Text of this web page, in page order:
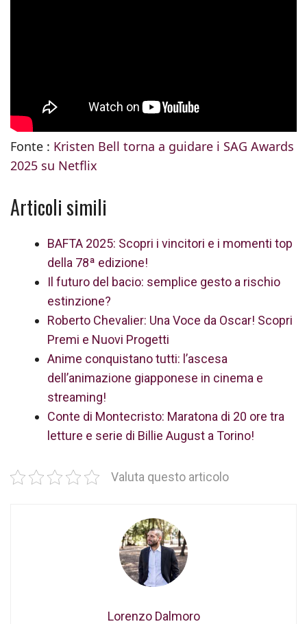
Fonte : Kristen Bell torna a guidare i SAG Awards
2025 su Netflix
Articoli simili
BAFTA 2025: Scopri i vincitori e i momenti top
della 78ª edizione!
Il futuro del bacio: semplice gesto a rischio
estinzione?
Roberto Chevalier: Una Voce da Oscar! Scopri
Premi e Nuovi Progetti
Anime conquistano tutti: l’ascesa
dell’animazione giapponese in cinema e
streaming!
Conte di Montecristo: Maratona di 20 ore tra
letture e serie di Billie August a Torino!
Valuta questo articolo
Lorenzo Dalmoro